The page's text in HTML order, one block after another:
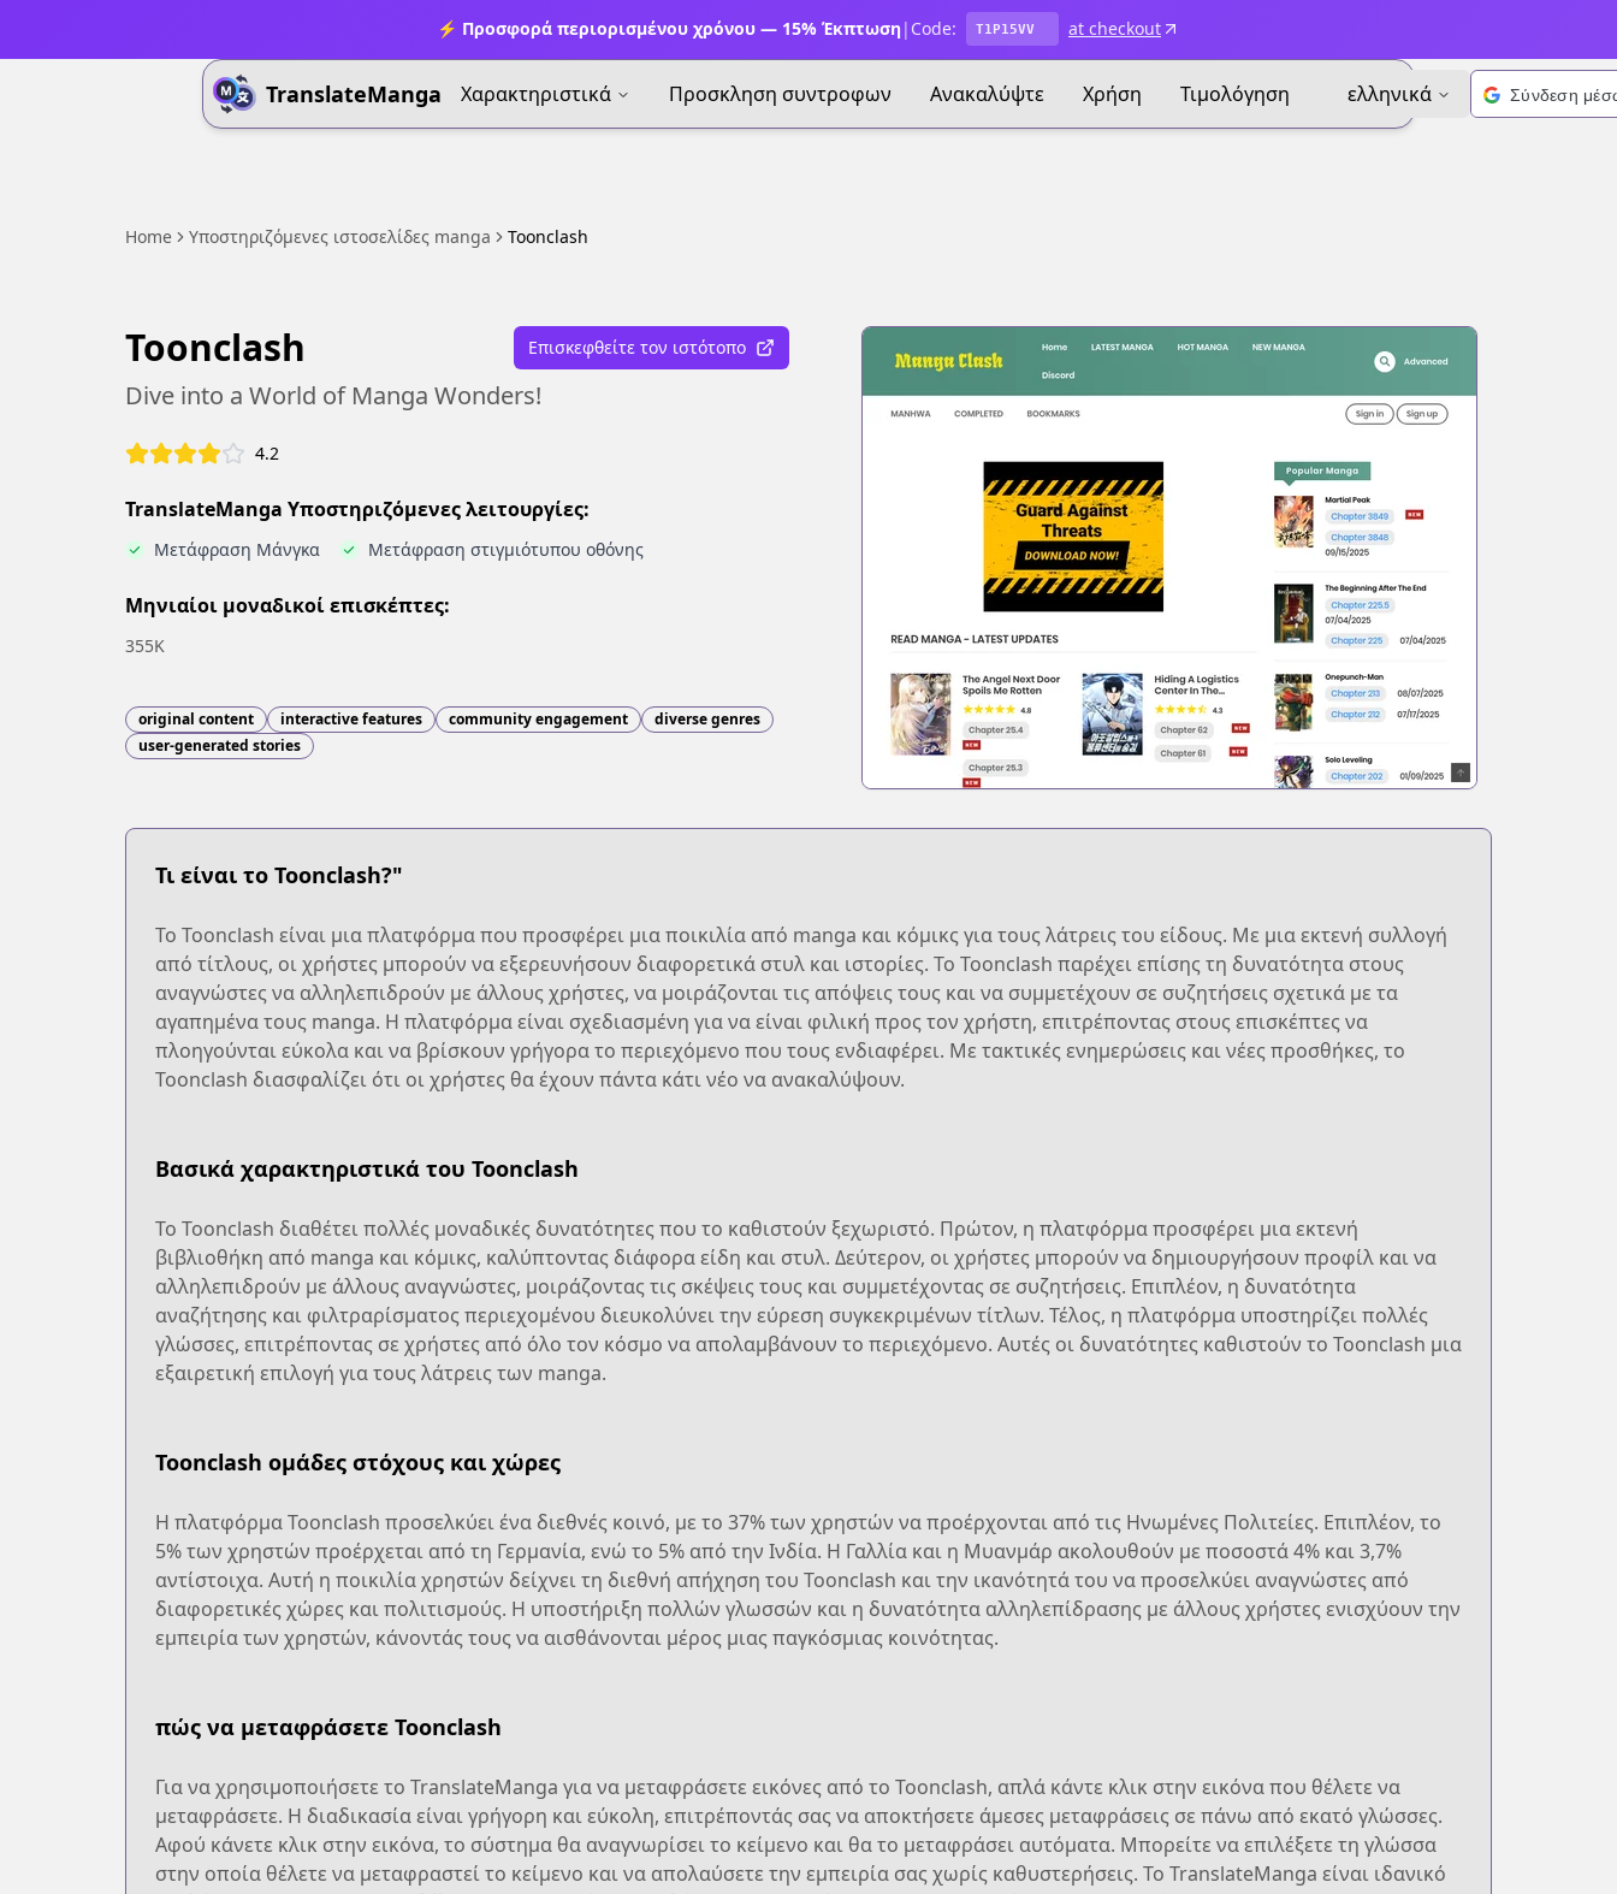
⚡ Προσφορά περιορισμένου χρόνου — 15% Έκπτωση| Code: T1P15VV at checkout
TranslateManga Χαρακτηριστικά Προσκληση συντροφων Ανακαλύψτε Χρήση Τιμολόγηση ελληνικά
Home Υποστηριζόμενες ιστοσελίδες manga Toonclash
Toonclash Επισκεφθείτε τον ιστότοπο
Dive into a World of Manga Wonders!
4.2
TranslateManga Υποστηριζόμενες λειτουργίες:
Μετάφραση Μάνγκα Μετάφραση στιγμιότυπου οθόνης
Μηνιαίοι μοναδικοί επισκέπτες:
355K
original content interactive features community engagement
diverse genres
user-generated stories
Τι είναι το Toonclash?"
Το Toonclash είναι μια πλατφόρμα που προσφέρει μια ποικιλία από manga και κόμικς για τους λάτρεις του είδους. Με μια εκτενή συλλογή
από τίτλους, οι χρήστες μπορούν να εξερευνήσουν διαφορετικά στυλ και ιστορίες. Το Toonclash παρέχει επίσης τη δυνατότητα στους
αναγνώστες να αλληλεπιδρούν με άλλους χρήστες, να μοιράζονται τις απόψεις τους και να συμμετέχουν σε συζητήσεις σχετικά με τα
αγαπημένα τους manga. Η πλατφόρμα είναι σχεδιασμένη για να είναι φιλική προς τον χρήστη, επιτρέποντας στους επισκέπτες να
πλοηγούνται εύκολα και να βρίσκουν γρήγορα το περιεχόμενο που τους ενδιαφέρει. Με τακτικές ενημερώσεις και νέες προσθήκες, το
Toonclash διασφαλίζει ότι οι χρήστες θα έχουν πάντα κάτι νέο να ανακαλύψουν.
Βασικά χαρακτηριστικά του Toonclash
Το Toonclash διαθέτει πολλές μοναδικές δυνατότητες που το καθιστούν ξεχωριστό. Πρώτον, η πλατφόρμα προσφέρει μια εκτενή
βιβλιοθήκη από manga και κόμικς, καλύπτοντας διάφορα είδη και στυλ. Δεύτερον, οι χρήστες μπορούν να δημιουργήσουν προφίλ και να
αλληλεπιδρούν με άλλους αναγνώστες, μοιράζοντας τις σκέψεις τους και συμμετέχοντας σε συζητήσεις. Επιπλέον, η δυνατότητα
αναζήτησης και φιλτραρίσματος περιεχομένου διευκολύνει την εύρεση συγκεκριμένων τίτλων. Τέλος, η πλατφόρμα υποστηρίζει πολλές
γλώσσες, επιτρέποντας σε χρήστες από όλο τον κόσμο να απολαμβάνουν το περιεχόμενο. Αυτές οι δυνατότητες καθιστούν το Toonclash μια
εξαιρετική επιλογή για τους λάτρεις των manga.
Toonclash ομάδες στόχους και χώρες
Η πλατφόρμα Toonclash προσελκύει ένα διεθνές κοινό, με το 37% των χρηστών να προέρχονται από τις Ηνωμένες Πολιτείες. Επιπλέον, το
5% των χρηστών προέρχεται από τη Γερμανία, ενώ το 5% από την Ινδία. Η Γαλλία και η Μυανμάρ ακολουθούν με ποσοστά 4% και 3,7%
αντίστοιχα. Αυτή η ποικιλία χρηστών δείχνει τη διεθνή απήχηση του Toonclash και την ικανότητά του να προσελκύει αναγνώστες από
διαφορετικές χώρες και πολιτισμούς. Η υποστήριξη πολλών γλωσσών και η δυνατότητα αλληλεπίδρασης με άλλους χρήστες ενισχύουν την
εμπειρία των χρηστών, κάνοντάς τους να αισθάνονται μέρος μιας παγκόσμιας κοινότητας.
πώς να μεταφράσετε Toonclash
Για να χρησιμοποιήσετε το TranslateManga για να μεταφράσετε εικόνες από το Toonclash, απλά κάντε κλικ στην εικόνα που θέλετε να
μεταφράσετε. Η διαδικασία είναι γρήγορη και εύκολη, επιτρέποντάς σας να αποκτήσετε άμεσες μεταφράσεις σε πάνω από εκατό γλώσσες.
Αφού κάνετε κλικ στην εικόνα, το σύστημα θα αναγνωρίσει το κείμενο και θα το μεταφράσει αυτόματα. Μπορείτε να επιλέξετε τη γλώσσα
στην οποία θέλετε να μεταφραστεί το κείμενο και να απολαύσετε την εμπειρία σας χωρίς καθυστερήσεις. Το TranslateManga είναι ιδανικό